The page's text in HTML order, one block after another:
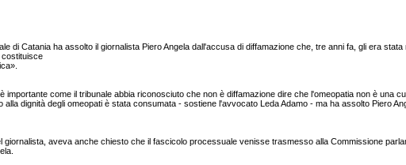
di Catania ha assolto il giornalista Piero Angela dall'accusa di diffamazione che, tre anni fa, gli era
costituisce
come il tribunale abbia riconosciuto che non è diffamazione dire che l'omeopatia non è una
dignità degli omeopati è stata consumata - sostiene l'avvocato Leda Adamo - ma ha assolto Piero
aveva anche chiesto che il fascicolo processuale venisse trasmesso alla Commissione